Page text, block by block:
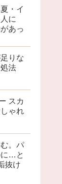
・イ
に
あっ
りな
法
スカ
ゃれ
。パ
に…と
抜け